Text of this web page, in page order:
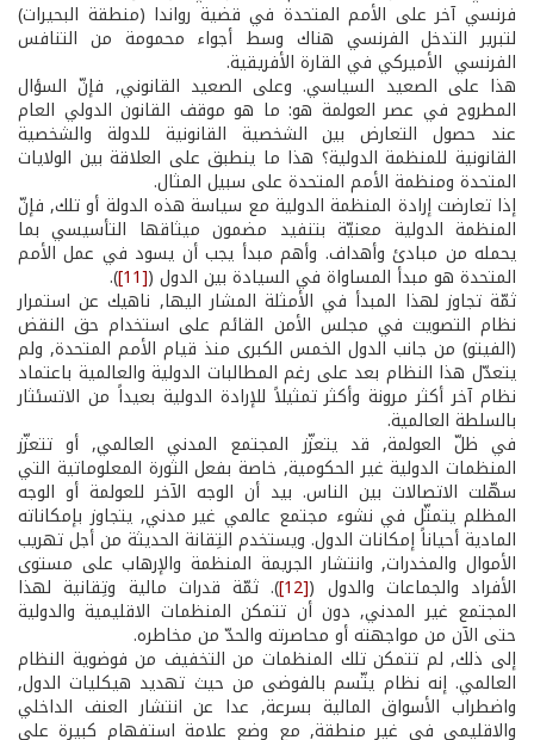
فرنسي آخر على الأمم المتحدة في قضية رواندا (منطقة البحيرات)
لتبرير التدخل الفرنسي هناك وسط أجواء محمومة من التنافس
الفرنسي ­ الأميركي في القارة الأفريقية.
هذا على الصعيد السياسي. وعلى الصعيد القانوني, فإنّ السؤال
المطروح في عصر العولمة هو: ما هو موقف القانون الدولي العام
عند حصول التعارض بين الشخصية القانونية للدولة والشخصية
القانونية للمنظمة الدولية؟ هذا ما ينطبق على العلاقة بين الولايات
المتحدة ومنظمة الأمم المتحدة على سبيل المثال.
إذا تعارضت إرادة المنظمة الدولية مع سياسة هذه الدولة أو تلك, فإنّ
المنظمة الدولية معنيّة بتنفيد مضمون ميثاقها التأسيسي بما
يحمله من مبادئ وأهداف. وأهم مبدأ يجب أن يسود في عمل الأمم
المتحدة هو مبدأ المساواة في السيادة بين الدول ([11]
).
ثمّة تجاوز لهذا المبدأ في الأمثلة المشار اليها, ناهيك عن استمرار
نظام التصويت في مجلس الأمن القائم على استخدام حق النقض
(الفيتو) من جانب الدول الخمس الكبرى منذ قيام الأمم المتحدة, ولم
يتعدّل هذا النظام بعد على رغم المطالبات الدولية والعالمية باعتماد
نظام آخر أكثر مرونة وأكثر تمثيلاً للإرادة الدولية بعيداً من الاتسئثار
بالسلطة العالمية.
في ظلّ العولمة, قد يتعزّز المجتمع المدني العالمي, أو تتعزّز
المنظمات الدولية غير الحكومية, خاصة بفعل الثورة المعلوماتية التي
سهّلت الاتصالات بين الناس. بيد أن الوجه الآخر للعولمة أو الوجه
المظلم يتمثّل في نشوء مجتمع عالمي غير مدني, يتجاوز بإمكاناته
المادية أحياناً إمكانات الدول. ويستخدم التِقانة الحديثة من أجل تهريب
الأموال والمخدرات, وانتشار الجريمة المنظمة والإرهاب على مستوى
الأفراد والجماعات والدول ([12] ). ثمّة قدرات مالية وتِقانية لهذا
المجتمع غير المدني, دون أن تتمكن المنظمات الاقليمية والدولية
حتى الآن من مواجهته أو محاصرته والحدّ من مخاطره.
إلى ذلك, لم تتمكن تلك المنظمات من التخفيف من فوضوية النظام
العالمي. إنه نظام يتّسم بالفوضى من حيث تهديد هيكليات الدول,
واضطراب الأسواق المالية بسرعة, عدا عن انتشار العنف الداخلي
والاقليمي في غير منطقة, مع وضع علامة استفهام كبيرة على